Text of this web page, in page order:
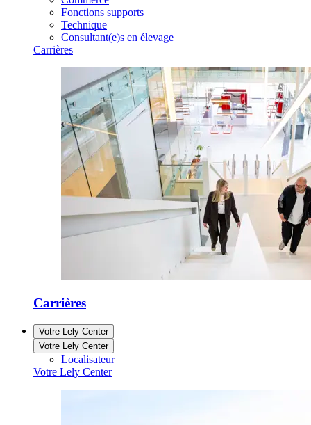
Fonctions supports
Technique
Consultant(e)s en élevage
Carrières
Carrières
Votre Lely Center
Votre Lely Center
Localisateur
Votre Lely Center